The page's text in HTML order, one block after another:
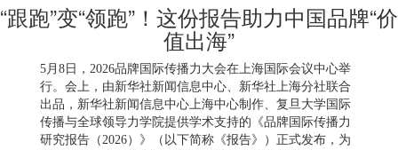
“跟跑”变“领跑”！这份报告助力中国品牌“价
值出海”
5月8日，2026品牌国际传播力大会在上海国际会议中心举
行。会上，由新华社新闻信息中心、新华社上海分社联合
出品，新华社新闻信息中心上海中心制作、复旦大学国际
传播与全球领导力学院提供学术支持的《品牌国际传播力
研究报告（2026）》（以下简称《报告》）正式发布，为